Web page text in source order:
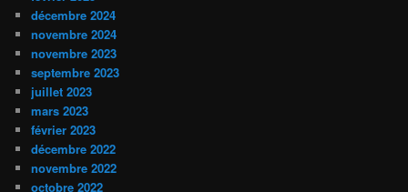
décembre 2024
novembre 2024
novembre 2023
septembre 2023
juillet 2023
mars 2023
février 2023
décembre 2022
novembre 2022
octobre 2022